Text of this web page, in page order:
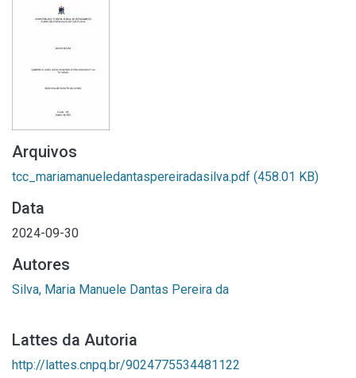
Arquivos
tcc_mariamanueledantaspereiradasilva.pdf (458.01 KB)
Data
2024-09-30
Autores
Silva, Maria Manuele Dantas Pereira da
Lattes da Autoria
http://lattes.cnpq.br/9024775534481122